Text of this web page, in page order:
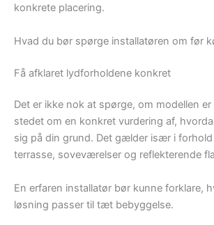
konkrete placering.
Hvad du bør spørge installatøren om før
Få afklaret lydforholdene konkret
Det er ikke nok at spørge, om modellen
stedet om en konkret vurdering af,
sig på din grund. Det gælder især i
terrasse, soveværelser og reflekterende
En erfaren installatør bør kunne forklare,
løsning passer til tæt bebyggelse.